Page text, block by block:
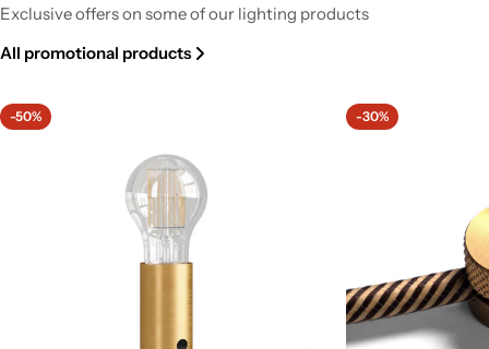
Fermaluce Esse14 Wall or Ceiling Mount for S14d LED
Regular
From $52.20
Exclusive offers on some of our lighting products
All promotional products
-50% -30%